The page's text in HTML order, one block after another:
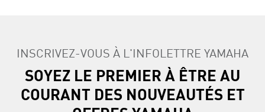
INSCRIVEZ-VOUS À L'INFOLETTRE YAMAHA
SOYEZ LE PREMIER À ÊTRE AU
COURANT DES NOUVEAUTÉS ET